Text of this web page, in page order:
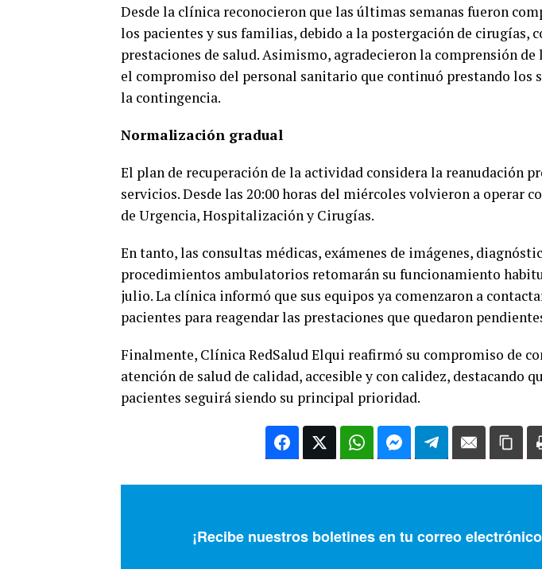
Desde la clínica reconocieron que las últimas semanas fueron
los pacientes y sus familias, debido a la postergación de cirugías,
prestaciones de salud. Asimismo, agradecieron la comprensión
el compromiso del personal sanitario que continuó prestando los
la contingencia.
Normalización gradual
El plan de recuperación de la actividad considera la reanudación
servicios. Desde las 20:00 horas del miércoles volvieron a operar
de Urgencia, Hospitalización y Cirugías.
En tanto, las consultas médicas, exámenes de imágenes,
procedimientos ambulatorios retomarán su funcionamiento
julio. La clínica informó que sus equipos ya comenzaron a
pacientes para reagendar las prestaciones que quedaron
Finalmente, Clínica RedSalud Elqui reafirmó su compromiso de
atención de salud de calidad, accesible y con calidez, destacando
pacientes seguirá siendo su principal prioridad.